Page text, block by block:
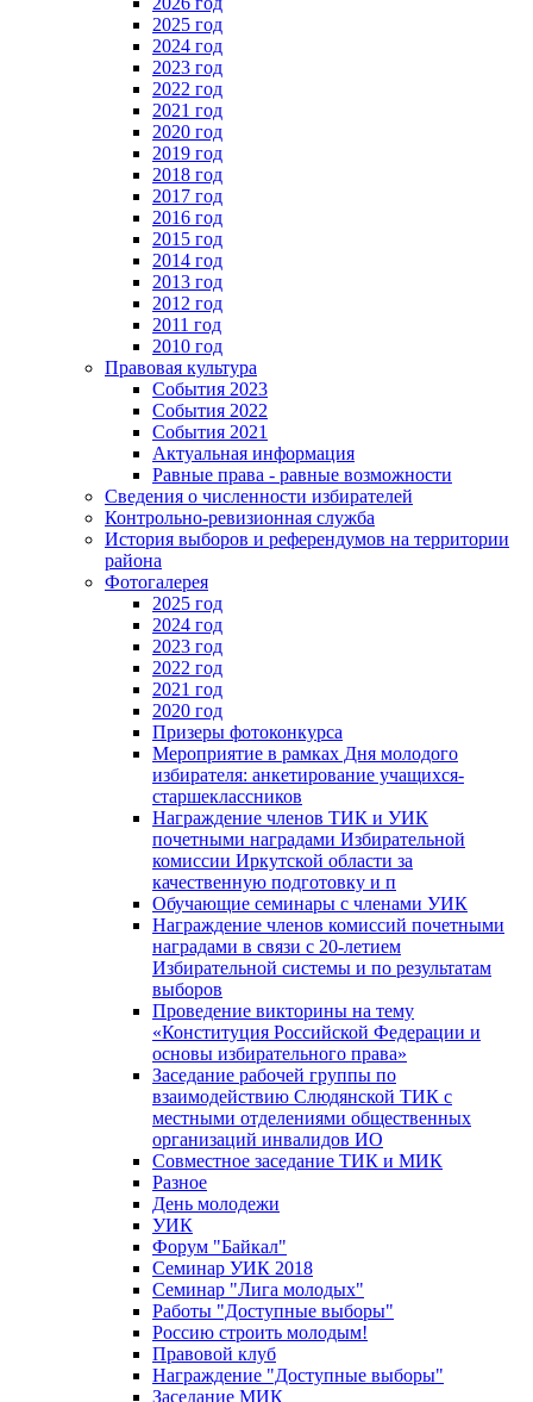
2025 год
2024 год
2023 год
2022 год
2021 год
2020 год
2019 год
2018 год
2017 год
2016 год
2015 год
2014 год
2013 год
2012 год
2011 год
2010 год
Правовая культура
События 2023
События 2022
События 2021
Актуальная информация
Равные права - равные возможности
Сведения о численности избирателей
Контрольно-ревизионная служба
История выборов и референдумов на территории
района
Фотогалерея
2025 год
2024 год
2023 год
2022 год
2021 год
2020 год
Призеры фотоконкурса
Мероприятие в рамках Дня молодого
избирателя: анкетирование учащихся-
старшеклассников
Награждение членов ТИК и УИК
почетными наградами Избирательной
комиссии Иркутской области за
качественную подготовку и п
Обучающие семинары с членами УИК
Награждение членов комиссий почетными
наградами в связи с 20-летием
Избирательной системы и по результатам
выборов
Проведение викторины на тему
«Конституция Российской Федерации и
основы избирательного права»
Заседание рабочей группы по
взаимодействию Слюдянской ТИК с
местными отделениями общественных
организаций инвалидов ИО
Совместное заседание ТИК и МИК
Разное
День молодежи
УИК
Форум "Байкал"
Семинар УИК 2018
Семинар "Лига молодых"
Работы "Доступные выборы"
Россию строить молодым!
Правовой клуб
Награждение "Доступные выборы"
Заседание МИК